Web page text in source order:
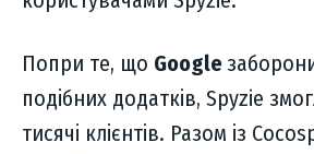
Попри те, що Google
подібних додатків, Spyzie
тисячі клієнтів. Разом із